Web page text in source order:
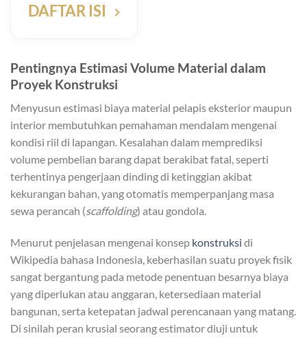
DAFTAR ISI
Pentingnya Estimasi Volume Material dalam
Proyek Konstruksi
Menyusun estimasi biaya material pelapis eksterior maupun
interior membutuhkan pemahaman mendalam mengenai
kondisi riil di lapangan. Kesalahan dalam memprediksi
volume pembelian barang dapat berakibat fatal, seperti
terhentinya pengerjaan dinding di ketinggian akibat
kekurangan bahan, yang otomatis memperpanjang masa
sewa perancah (scaffolding) atau gondola.
Menurut penjelasan mengenai konsep konstruksi di
Wikipedia bahasa Indonesia, keberhasilan suatu proyek fisik
sangat bergantung pada metode penentuan besarnya biaya
yang diperlukan atau anggaran, ketersediaan material
bangunan, serta ketepatan jadwal perencanaan yang matang.
Di sinilah peran krusial seorang estimator diuji untuk